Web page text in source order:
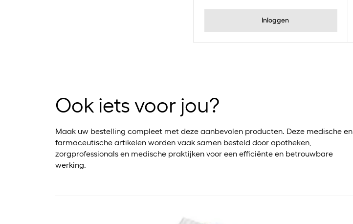
Inloggen
Ook iets voor jou?
Maak uw bestelling compleet met deze aanbevolen producten. Deze medische en
farmaceutische artikelen worden vaak samen besteld door apotheken,
zorgprofessionals en medische praktijken voor een efficiënte en betrouwbare
werking.